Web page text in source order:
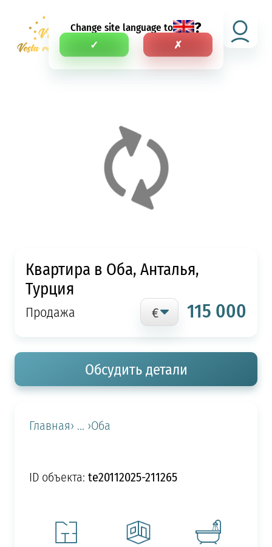
Change site language to ?
✓ ✗
RU
Квартира в Оба, Анталья,
Турция
Продажа 115 000
Обсудить детали
Главная› ... ›Оба
ID объекта: te20112025-211265